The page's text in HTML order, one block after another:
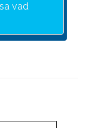
vad